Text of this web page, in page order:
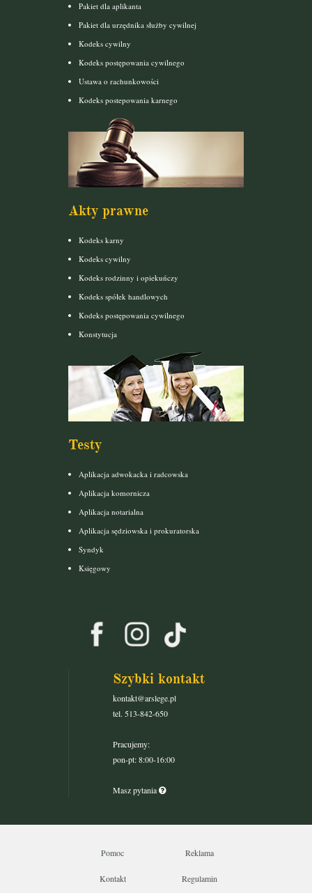
Pakiet dla aplikanta
Pakiet dla urzędnika służby cywilnej
Kodeks cywilny
Kodeks postępowania cywilnego
Ustawa o rachunkowości
Kodeks postepowania karnego
Akty prawne
Kodeks karny
Kodeks cywilny
Kodeks rodzinny i opiekuńczy
Kodeks spółek handlowych
Kodeks postępowania cywilnego
Konstytucja
Testy
Aplikacja adwokacka i radcowska
Aplikacja komornicza
Aplikacja notarialna
Aplikacja sędziowska i prokuratorska
Syndyk
Księgowy
Szybki kontakt
kontakt@arslege.pl
tel. 513-842-650
Pracujemy:
pon-pt: 8:00-16:00
Masz pytania
Pomoc Reklama
Kontakt Regulamin